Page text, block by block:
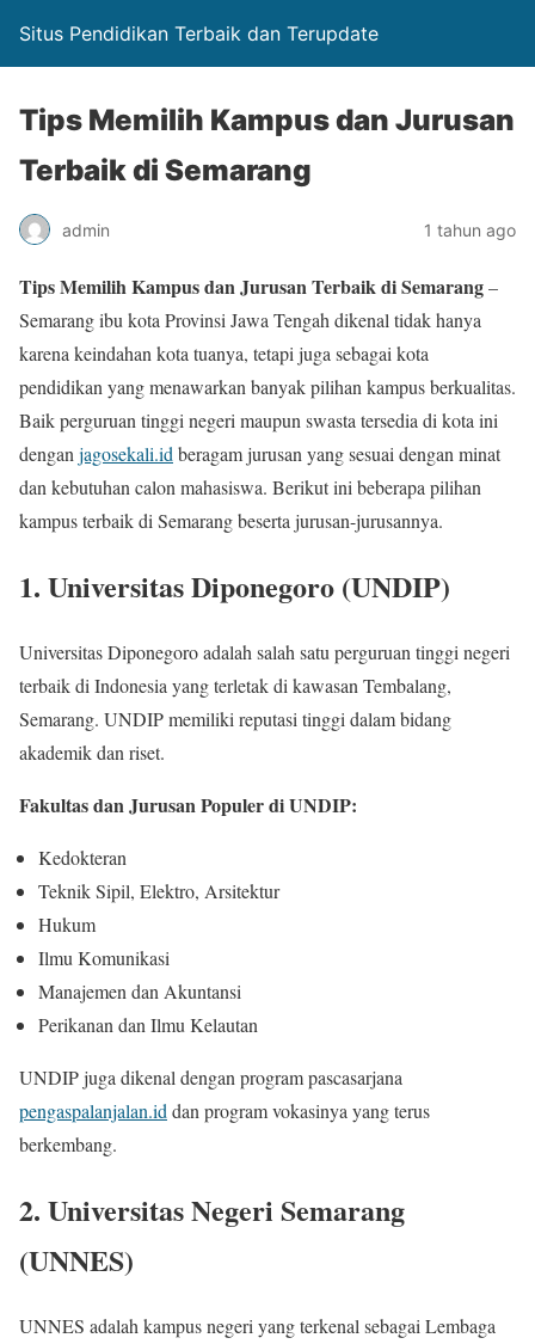
Situs Pendidikan Terbaik dan Terupdate
Tips Memilih Kampus dan Jurusan
Terbaik di Semarang
admin 1 tahun ago
Tips Memilih Kampus dan Jurusan Terbaik di Semarang–
Semarang ibu kota Provinsi Jawa Tengah dikenal tidak hanya
karena keindahan kota tuanya, tetapi juga sebagai kota
pendidikan yang menawarkan banyak pilihan kampus berkualitas.
Baik perguruan tinggi negeri maupun swasta tersedia di kota ini
dengan jagosekali.id beragam jurusan yang sesuai dengan minat
dan kebutuhan calon mahasiswa. Berikut ini beberapa pilihan
kampus terbaik di Semarang beserta jurusan-jurusannya.
1. Universitas Diponegoro (UNDIP)
Universitas Diponegoro adalah salah satu perguruan tinggi negeri
terbaik di Indonesia yang terletak di kawasan Tembalang,
Semarang. UNDIP memiliki reputasi tinggi dalam bidang
akademik dan riset.
Fakultas dan Jurusan Populer di UNDIP:
Kedokteran
Teknik Sipil, Elektro, Arsitektur
Hukum
Ilmu Komunikasi
Manajemen dan Akuntansi
Perikanan dan Ilmu Kelautan
UNDIP juga dikenal dengan program pascasarjana
pengaspalanjalan.id dan program vokasinya yang terus
berkembang.
2. Universitas Negeri Semarang
(UNNES)
UNNES adalah kampus negeri yang terkenal sebagai Lembaga